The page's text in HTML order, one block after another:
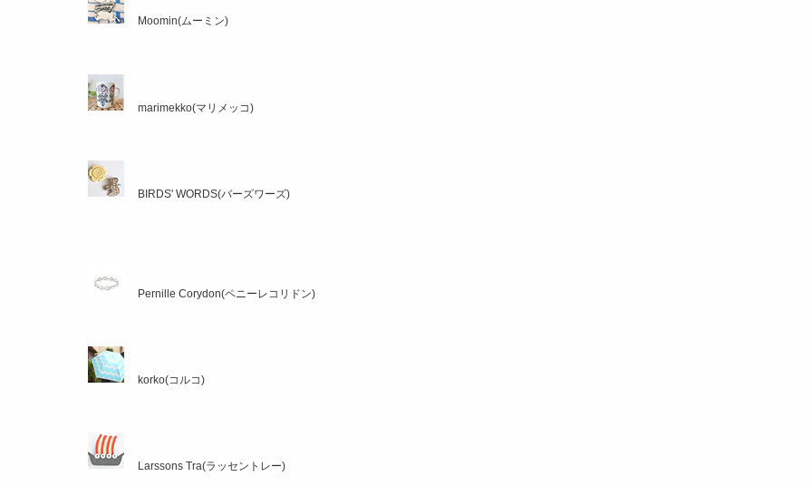
Moomin(ムーミン)
marimekko(マリメッコ)
BIRDS' WORDS(バーズワーズ)
Pernille Corydon(ペニーレコリドン)
korko(コルコ)
Larssons Tra(ラッセントレー)